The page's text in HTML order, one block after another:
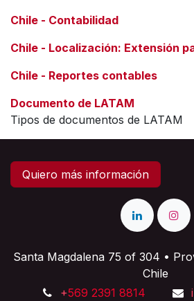
Chile - Contabilidad
Chile - Localización: Extensión
Chile - Reportes contables
Documento de LATAM
Tipos de documentos de LATAM
Quiero más información
Santa Magdalena 75 of 304 •
Chile
+569 2391 8814